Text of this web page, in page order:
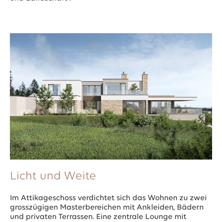
Licht und Weite
Im Attikageschoss verdichtet sich das Wohnen zu zwei
grosszügigen Masterbereichen mit Ankleiden, Bädern
und privaten Terrassen. Eine zentrale Lounge mit